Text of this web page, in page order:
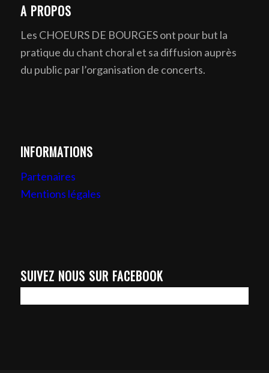
A PROPOS
Les CHOEURS DE BOURGES ont pour but la
pratique du chant choral et sa diffusion auprès
du public par l’organisation de concerts.
INFORMATIONS
Partenaires
Mentions légales
SUIVEZ NOUS SUR FACEBOOK